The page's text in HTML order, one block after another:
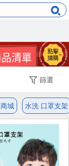
篩選
城 水洗 口罩支架